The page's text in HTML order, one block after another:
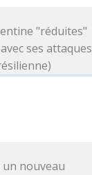
"réduites"
ses
nouveau